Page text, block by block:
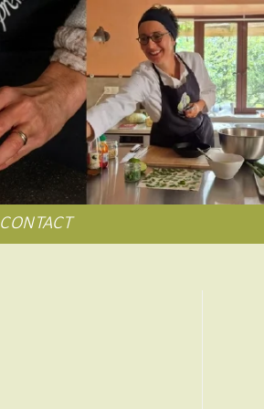
CONTACT